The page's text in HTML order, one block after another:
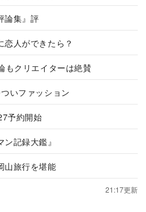
論集』評
恋人ができたら？
もクリエイターは絶賛
いファッション
予約開始
記録大鑑』
山旅行を堪能
21:17更新